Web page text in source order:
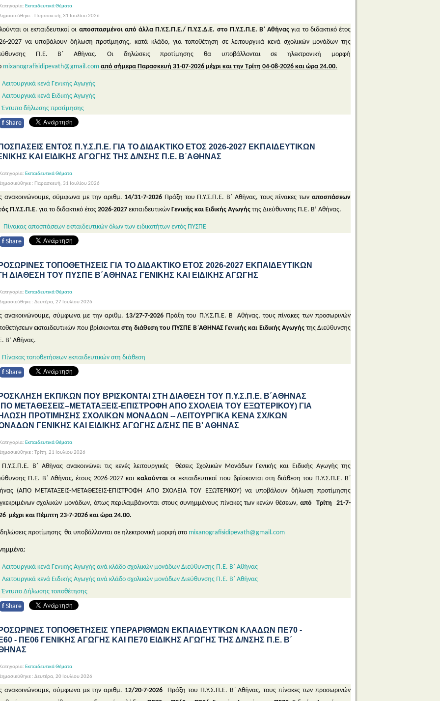
Εκπαιδευτικά Θέματα
: Παρασκευή, 31 Ιουλίου 2026
οι εκπαιδευτικοί οι αποσπασμένοι από άλλα Π.Υ.Σ.Π.Ε./ Π.Υ.Σ.Δ.Ε. στο Π.Υ.Σ.Π.Ε. Β΄ Αθήνας για το διδακτικό έτος
2027 να υποβάλουν δήλωση προτίμησης, κατά κλάδο, για τοποθέτηση σε λειτουργικά κενά σχολικών μονάδων της
Π.Ε. Β΄ Αθήνας. Οι δηλώσεις προτίμησης θα υποβάλλονται σε ηλεκτρονική μορφή
mixanografisidipevath@gmail.com από σήμερα Παρασκευή 31-07-2026 μέχρι και την Τρίτη 04-08-2026 και ώρα 24.00.
Λειτουργικά κενά Γενικής Αγωγής
Λειτουργικά κενά Ειδικής Αγωγής
Έντυπο δήλωσης προτίμησης
f Share
ΕΝΤΟΣ Π.Υ.Σ.Π.Ε. ΓΙΑ ΤΟ ΔΙΔΑΚΤΙΚΟ ΕΤΟΣ 2026-2027 ΕΚΠΑΙΔΕΥΤΙΚΩΝ
ΚΑΙ ΕΙΔΙΚΗΣ ΑΓΩΓΗΣ ΤΗΣ Δ/ΝΣΗΣ Π.Ε. Β΄ΑΘΗΝΑΣ
Εκπαιδευτικά Θέματα
: Παρασκευή, 31 Ιουλίου 2026
ανακοινώνουμε, σύμφωνα με την αριθμ. 14/31-7-2026 Πράξη του Π.Υ.Σ.Π.Ε. Β΄ Αθήνας, τους πίνακες των αποσπάσεων
Π.Υ.Σ.Π.Ε. για το διδακτικό έτος 2026-2027 εκπαιδευτικών Γενικής και Ειδικής Αγωγήςτης Διεύθυνσης Π.Ε. Β’ Αθήνας.
Πίνακας αποσπάσεων εκπαιδευτικών όλων των ειδικοτήτων εντός ΠΥΣΠΕ
f Share
ΤΟΠΟΘΕΤΗΣΕΙΣ ΓΙΑ ΤΟ ΔΙΔΑΚΤΙΚΟ ΕΤΟΣ 2026-2027 ΕΚΠΑΙΔΕΥΤΙΚΩΝ
ΔΙΑΘΕΣΗ ΤΟΥ ΠΥΣΠΕ Β΄ΑΘΗΝΑΣ ΓΕΝΙΚΗΣ ΚΑΙ ΕΙΔΙΚΗΣ ΑΓΩΓΗΣ
Εκπαιδευτικά Θέματα
: Δευτέρα, 27 Ιουλίου 2026
ανακοινώνουμε, σύμφωνα με την αριθμ. 13/27-7-2026 Πράξη του Π.Υ.Σ.Π.Ε. Β΄ Αθήνας, τους πίνακες των προσωρινών
εκπαιδευτικών που βρίσκονταιστη διάθεση του ΠΥΣΠΕ Β΄ΑΘΗΝΑΣ Γενικής και Ειδικής Αγωγής της Διεύθυνσης
Β’ Αθήνας.
Πίνακας τοποθετήσεων εκπαιδευτικών στη διάθεση
f Share
ΕΚΠ/ΚΩΝ ΠΟΥ ΒΡΙΣΚΟΝΤΑΙ ΣΤΗ ΔΙΑΘΕΣΗ ΤΟΥ Π.Υ.Σ.Π.Ε. Β΄ΑΘΗΝΑΣ
ΜΕΤΑΘΕΣΕΙΣ–ΜΕΤΑΤΑΞΕΙΣ-ΕΠΙΣΤΡΟΦΗ ΑΠΟ ΣΧΟΛΕΙΑ ΤΟΥ ΕΞΩΤΕΡΙΚΟΥ) ΓΙΑ
ΠΡΟΤΙΜΗΣΗΣ ΣΧΟΛΙΚΩΝ ΜΟΝΑΔΩΝ -- ΛΕΙΤΟΥΡΓΙΚΑ ΚΕΝΑ ΣΧ/ΚΩΝ
ΓΕΝΙΚΗΣ ΚΑΙ ΕΙΔΙΚΗΣ ΑΓΩΓΗΣ Δ/ΣΗΣ ΠΕ Β' ΑΘΗΝΑΣ
Εκπαιδευτικά Θέματα
: Τρίτη, 21 Ιουλίου 2026
Β΄ Αθήνας ανακοινώνει τις κενές λειτουργικές θέσεις Σχολικών Μονάδων Γενικής και Ειδικής Αγωγής της
Π.Ε. Β΄ Αθήνας, έτους 2026-2027 καικαλούνται οι εκπαιδευτικοί που βρίσκονται στη διάθεση του Π.Υ.Σ.Π.Ε. Β΄
(ΑΠΟ ΜΕΤΑΤΑΞΕΙΣ-ΜΕΤΑΘΕΣΕΙΣ-ΕΠΙΣΤΡΟΦΗ ΑΠΟ ΣΧΟΛΕΙΑ ΤΟΥ ΕΞΩΤΕΡΙΚΟΥ) να υποβάλουν δήλωση προτίμησης
σχολικών μονάδων, όπως περιλαμβάνονται στους συνημμένους πίνακες των κενών θέσεων,από Τρίτη 21-7-
μέχρι και Πέμπτη 23-7-2026 και ώρα 24.00.
προτίμησης θα υποβάλλονται σε ηλεκτρονική μορφή στο mixanografisidipevath@gmail.com
Λειτουργικά κενά Γενικής Αγωγής ανά κλάδο σχολικών μονάδων Διεύθυνσης Π.Ε. Β΄ Αθήνας
Λειτουργικά κενά Ειδικής Αγωγής ανά κλάδο σχολικών μονάδων Διεύθυνσης Π.Ε. Β΄ Αθήνας
Έντυπο Δήλωσης τοποθέτησης
f Share
ΤΟΠΟΘΕΤΗΣΕΙΣ ΥΠΕΡΑΡΙΘΜΩΝ ΕΚΠΑΙΔΕΥΤΙΚΩΝ ΚΛΑΔΩΝ ΠΕ70 -
- ΠΕ06 ΓΕΝΙΚΗΣ ΑΓΩΓΗΣ ΚΑΙ ΠΕ70 ΕΙΔΙΚΗΣ ΑΓΩΓΗΣ ΤΗΣ Δ/ΝΣΗΣ Π.Ε. Β΄
Εκπαιδευτικά Θέματα
: Δευτέρα, 20 Ιουλίου 2026
ανακοινώνουμε, σύμφωνα με την αριθμ. 12/20-7-2026
Πράξη του Π.Υ.Σ.Π.Ε. Β΄ Αθήνας, τους πίνακες των προσωρινών